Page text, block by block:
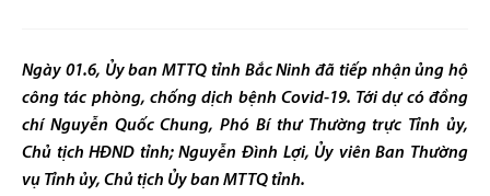
Ngày 01.6, Ủy ban MTTQ tỉnh Bắc Ninh đã tiếp nhận ủng hộ
công tác phòng, chống dịch bệnh Covid-19. Tới dự có đồng
chí Nguyễn Quốc Chung, Phó Bí thư Thường trực Tỉnh ủy,
Chủ tịch HĐND tỉnh; Nguyễn Đình Lợi, Ủy viên Ban Thường
vụ Tỉnh ủy, Chủ tịch Ủy ban MTTQ tỉnh.